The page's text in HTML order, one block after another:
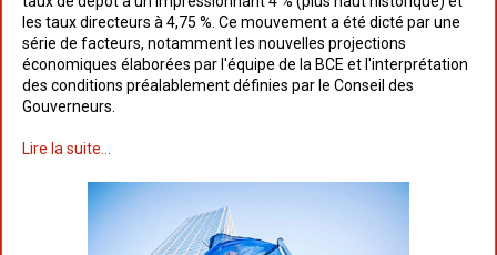
les taux directeurs à 4,75 %. Ce mouvement a été dicté par une
série de facteurs, notamment les nouvelles projections
économiques élaborées par l'équipe de la BCE et l'interprétation
des conditions préalablement définies par le Conseil des
Gouverneurs.
Lire la suite...